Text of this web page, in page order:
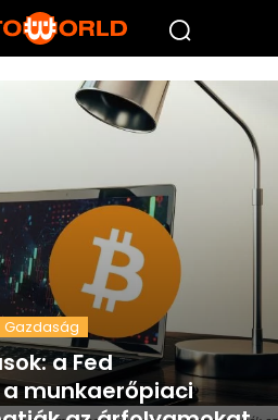
Gazdaság
a Fed
munkaerőpiaci